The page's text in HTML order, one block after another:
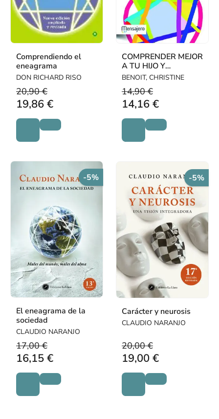
Comprendiendo el
eneagrama
DON RICHARD RISO
20,90 €
19,86 €
COMPRENDER MEJOR
A TU HIJO Y
COMUNICARTE CON
ENEAGRAMA
BENOIT, CHRISTINE
14,90 €
14,16 €
-5%
El eneagrama de la
sociedad
CLAUDIO NARANJO
17,00 €
16,15 €
-5%
Carácter y neurosis
CLAUDIO NARANJO
20,00 €
19,00 €